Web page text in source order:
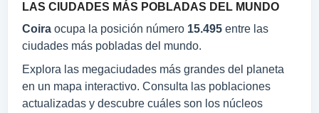
LAS CIUDADES MÁS POBLADAS DEL MUNDO
Coira ocupa la posición número 15.495 entre las
ciudades más pobladas del mundo.
Explora las megaciudades más grandes del planeta
en un mapa interactivo. Consulta las poblaciones
actualizadas y descubre cuáles son los núcleos